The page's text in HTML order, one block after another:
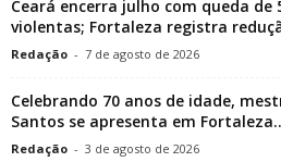
Ceará encerra julho com queda de
violentas; Fortaleza registra
Redação - 7 de agosto de 2026
Celebrando 70 anos de idade,
Santos se apresenta em
Redação - 3 de agosto de 2026